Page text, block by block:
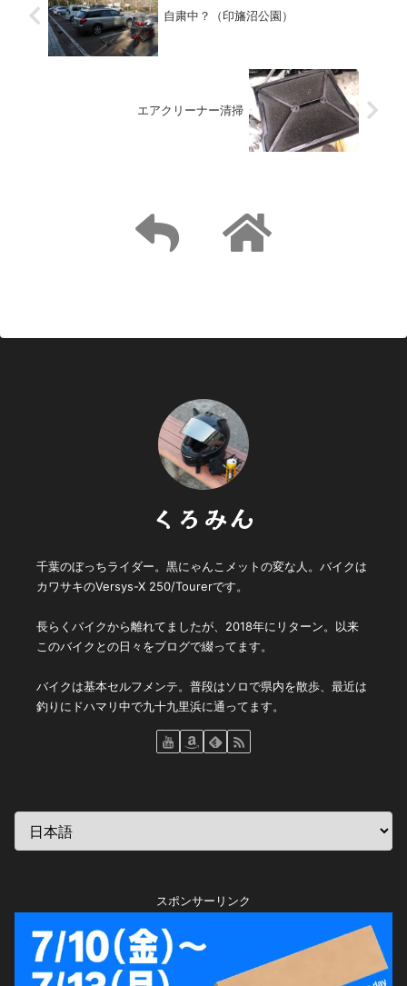
自粛中？（印旛沼公園）
エアクリーナー清掃
くろみん
千葉のぼっちライダー。黒にゃんこメットの変な人。バイクは
カワサキのVersys-X 250/Tourerです。
長らくバイクから離れてましたが、2018年にリターン。以来
このバイクとの日々をブログで綴ってます。
バイクは基本セルフメンテ。普段はソロで県内を散歩、最近は
釣りにドハマリ中で九十九里浜に通ってます。
スポンサーリンク